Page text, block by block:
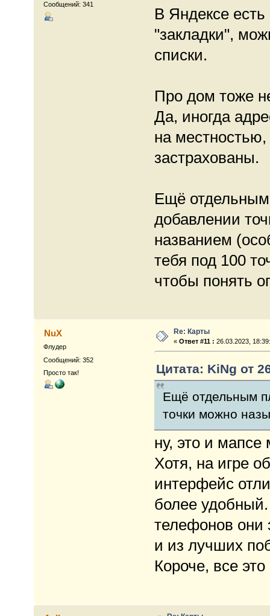
Сообщений: 341
В Яндексе есть
"закладки",
списки.
Про дом тоже
Да, иногда
на местностью,
застрахованы.
Ещё
добавлении
названием
тебя под 100
чтобы понять
NuX
Флудер
Сообщений: 352
Просто так!
Re: Карты
«Ответ #11 : 26.03.2023,
Цитата: KiNg от
Ещё отдельным
точки можно
ну, это и
Хотя, на игре
интерфейс
более
телефонов они
и из лучших
Короче, все